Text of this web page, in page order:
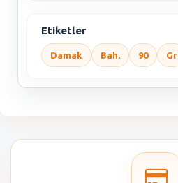
Etiketler
Damak Bah. 90 Gr